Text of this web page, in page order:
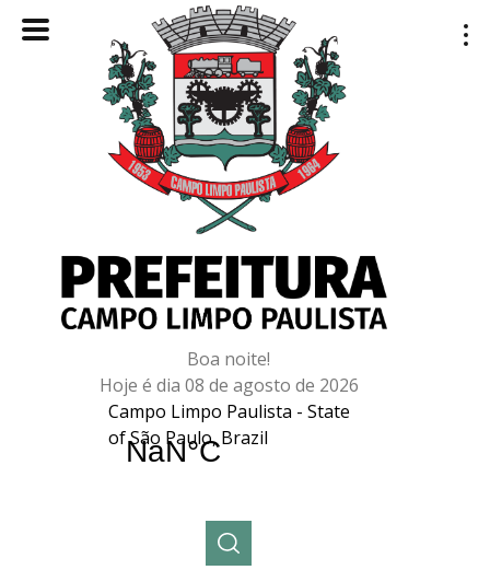
Boa noite!
Hoje é dia 08 de agosto de 2026
Campo Limpo Paulista - State
of São Paulo, Brazil